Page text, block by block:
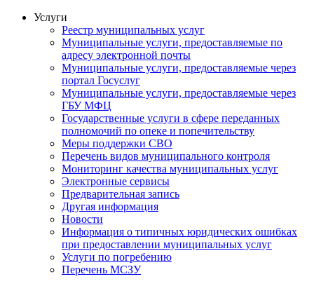
Услуги
Реестр муниципальных услуг
Муниципальные услуги, предоставляемые по
адресу электронной почты
Муниципальные услуги, предоставляемые через
портал Госуслуг
Муниципальные услуги, предоставляемые через
ГБУ МФЦ
Государственные услуги в сфере переданных
полномочий по опеке и попечительству
Меры поддержки СВО
Перечень видов муниципального контроля
Мониторинг качества муниципальных услуг
Электронные сервисы
Предварительная запись
Другая информация
Новости
Информация о типичных юридических ошибках
при предоставлении муниципальных услуг
Услуги по погребению
Перечень МСЗУ